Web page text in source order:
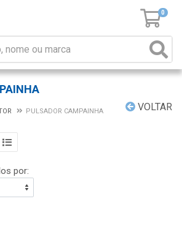
0
VOLTAR
PULSADOR CAMPAINHA
por: